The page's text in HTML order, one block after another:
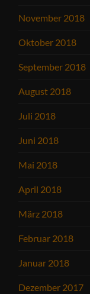
November 2018
Oktober 2018
September 2018
August 2018
Juli 2018
Juni 2018
Mai 2018
April 2018
März 2018
Februar 2018
Januar 2018
Dezember 2017